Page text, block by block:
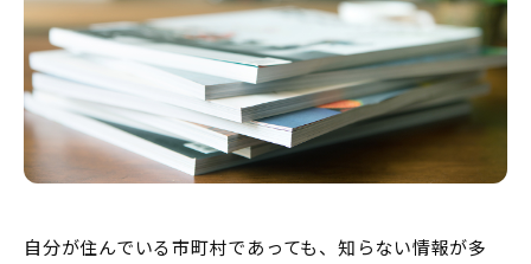
自分が住んでいる市町村であっても、知らない情報が多